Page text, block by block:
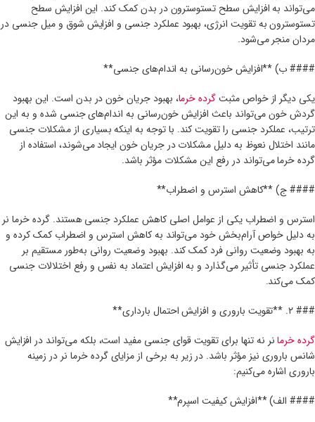
می‌تواند به افزایش سطح تستوسترون در بدن کمک کند. این افزایش سطح
تستوسترون به تقویت انرژی، بهبود عملکرد جنسی و افزایش شوق و میل جنسی در
مردان منجر می‌شود.
#### ب) **افزایش خون‌رسانی به اندام‌های جنسی**
یکی دیگر از خواص مثبتگرده خرما، بهبود جریان خون در بدن است. این بهبود
گردش خون می‌تواند باعث افزایش خون‌رسانی به اندام‌های جنسی شده و به این
ترتیب، عملکرد جنسی را تقویت کند. با توجه به اینکه بسیاری از مشکلات جنسی
مانند اختلال نعوظ به دلیل مشکلات در جریان خون ایجاد می‌شوند، استفاده از
گرده خرما می‌تواند در رفع این مشکلات مؤثر باشد.
#### ج) **کاهش استرس و اضطراب**
استرس و اضطراب یکی از عوامل اصلی کاهش عملکرد جنسی هستند. گرده خرما نر
به دلیل خواص آرام‌بخش خود می‌تواند به کاهش استرس و اضطراب کمک کرده و
به بهبود وضعیت روانی فرد کمک کند. بهبود وضعیت روانی به‌طور مستقیم بر
عملکرد جنسی تأثیر می‌گذارد و به افزایش اعتماد به نفس و رفع اختلالات جنسی
کمک می‌کند.
### ۲. **تقویت باروری و افزایش احتمال بارداری**
گرده خرمانر نه تنها برای تقویت قوای جنسی مفید است، بلکه می‌تواند در افزایش
شانس باروری نیز مؤثر باشد. در زیر به برخی از مزایای گرده خرما نر در زمینه
باروری اشاره می‌کنیم:
#### الف) **افزایش کیفیت اسپرم**